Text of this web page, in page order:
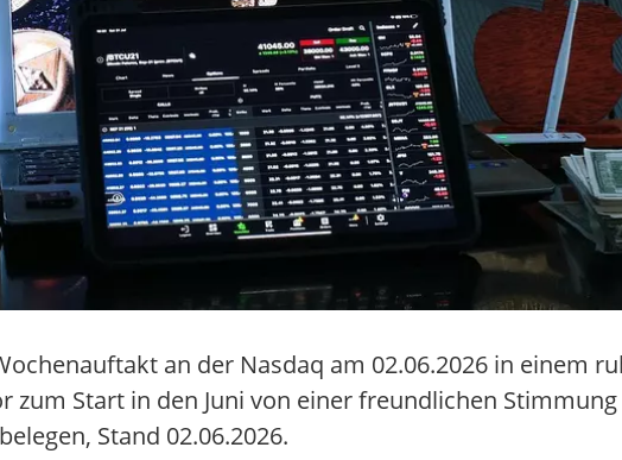
an der Nasdaq am 02.06.2026 in einem
zum Start in den Juni von einer freundlichen
Stand 02.06.2026.